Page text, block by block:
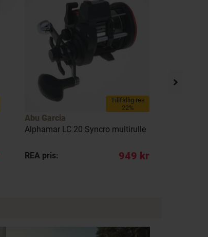
Tillfällig rea
22%
Abu Garcia
Alphamar LC 20 Syncro multirulle
REA pris: 949 kr